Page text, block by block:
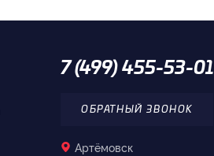
7 (499) 455-53-01
ОБРАТНЫЙ ЗВОНОК
Артёмовск